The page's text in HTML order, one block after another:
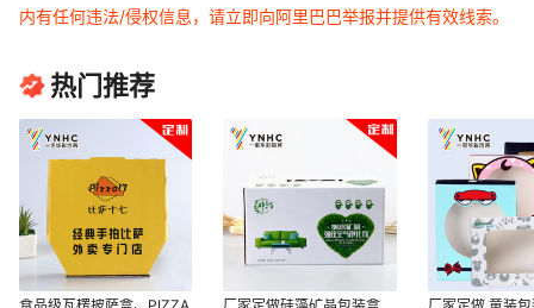
内有任何违法/侵权信息，请立即向阿里巴巴举报并提供有效线索。
热门推荐